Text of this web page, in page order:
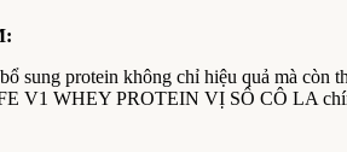
sung protein không chỉ hiệu quả mà
V1 WHEY PROTEIN VỊ SÔ CÔ LA